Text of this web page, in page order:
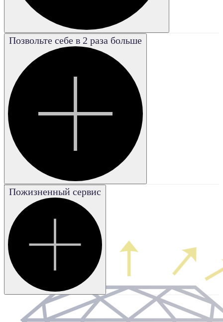
Poor
Плохая
Good
Хорошая
Excellent
Отличная
Fair
Удовле-
творительная
Very good
Позвольте себе в 2 раза больше
Пожизненный сервис